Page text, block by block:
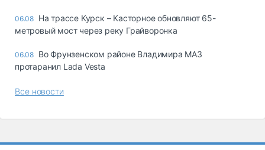
06.08 На трассе Курск – Касторное обновляют 65-
метровый мост через реку Грайворонка
06.08 Во Фрунзенском районе Владимира МАЗ
протаранил Lada Vesta
Все новости